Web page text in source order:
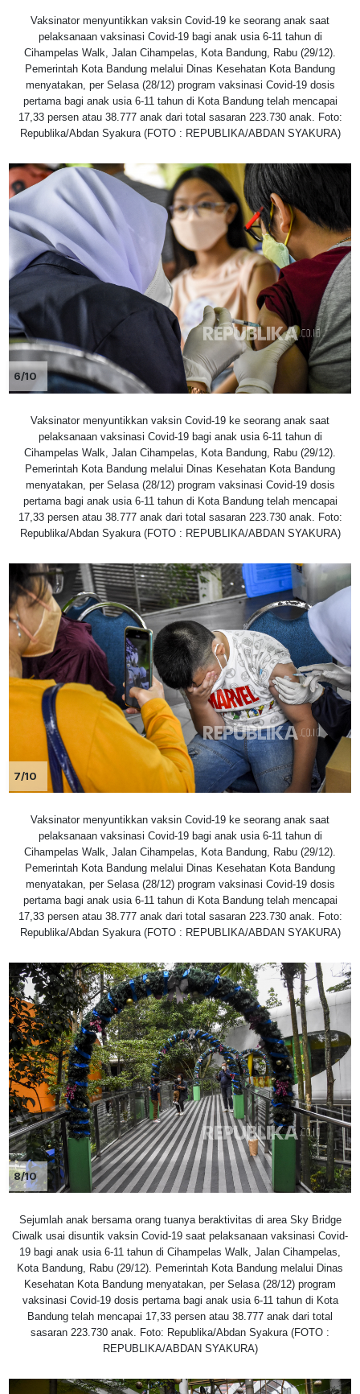
Vaksinator menyuntikkan vaksin Covid-19 ke seorang anak saat
pelaksanaan vaksinasi Covid-19 bagi anak usia 6-11 tahun di
Cihampelas Walk, Jalan Cihampelas, Kota Bandung, Rabu (29/12).
Pemerintah Kota Bandung melalui Dinas Kesehatan Kota Bandung
menyatakan, per Selasa (28/12) program vaksinasi Covid-19 dosis
pertama bagi anak usia 6-11 tahun di Kota Bandung telah mencapai
17,33 persen atau 38.777 anak dari total sasaran 223.730 anak. Foto:
Republika/Abdan Syakura (FOTO : REPUBLIKA/ABDAN SYAKURA)
6/10
Vaksinator menyuntikkan vaksin Covid-19 ke seorang anak saat
pelaksanaan vaksinasi Covid-19 bagi anak usia 6-11 tahun di
Cihampelas Walk, Jalan Cihampelas, Kota Bandung, Rabu (29/12).
Pemerintah Kota Bandung melalui Dinas Kesehatan Kota Bandung
menyatakan, per Selasa (28/12) program vaksinasi Covid-19 dosis
pertama bagi anak usia 6-11 tahun di Kota Bandung telah mencapai
17,33 persen atau 38.777 anak dari total sasaran 223.730 anak. Foto:
Republika/Abdan Syakura (FOTO : REPUBLIKA/ABDAN SYAKURA)
7/10
Vaksinator menyuntikkan vaksin Covid-19 ke seorang anak saat
pelaksanaan vaksinasi Covid-19 bagi anak usia 6-11 tahun di
Cihampelas Walk, Jalan Cihampelas, Kota Bandung, Rabu (29/12).
Pemerintah Kota Bandung melalui Dinas Kesehatan Kota Bandung
menyatakan, per Selasa (28/12) program vaksinasi Covid-19 dosis
pertama bagi anak usia 6-11 tahun di Kota Bandung telah mencapai
17,33 persen atau 38.777 anak dari total sasaran 223.730 anak. Foto:
Republika/Abdan Syakura (FOTO : REPUBLIKA/ABDAN SYAKURA)
8/10
Sejumlah anak bersama orang tuanya beraktivitas di area Sky Bridge
Ciwalk usai disuntik vaksin Covid-19 saat pelaksanaan vaksinasi Covid-
19 bagi anak usia 6-11 tahun di Cihampelas Walk, Jalan Cihampelas,
Kota Bandung, Rabu (29/12). Pemerintah Kota Bandung melalui Dinas
Kesehatan Kota Bandung menyatakan, per Selasa (28/12) program
vaksinasi Covid-19 dosis pertama bagi anak usia 6-11 tahun di Kota
Bandung telah mencapai 17,33 persen atau 38.777 anak dari total
sasaran 223.730 anak. Foto: Republika/Abdan Syakura (FOTO :
REPUBLIKA/ABDAN SYAKURA)